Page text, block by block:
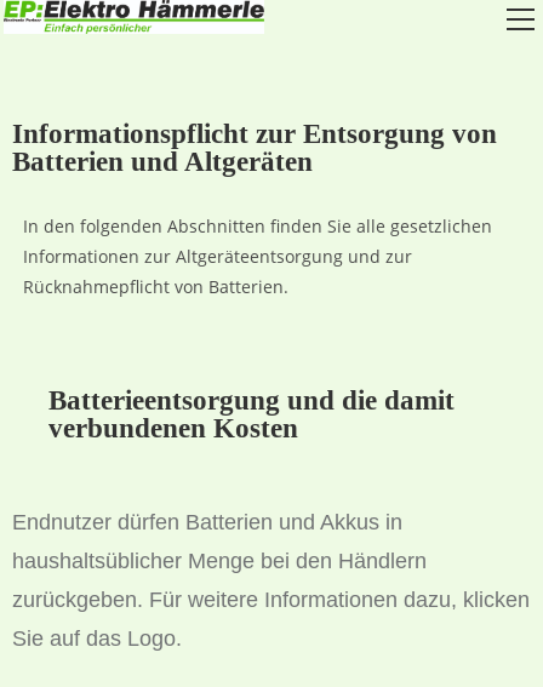
Informationspflicht zur Entsorgung von
Batterien und Altgeräten
In den folgenden Abschnitten finden Sie alle gesetzlichen
Informationen zur Altgeräteentsorgung und zur
Rücknahmepflicht von Batterien.
Batterieentsorgung und die damit
verbundenen Kosten
Endnutzer dürfen Batterien und Akkus in
haushaltsüblicher Menge bei den Händlern
zurückgeben. Für weitere Informationen dazu, klicken
Sie auf das Logo.